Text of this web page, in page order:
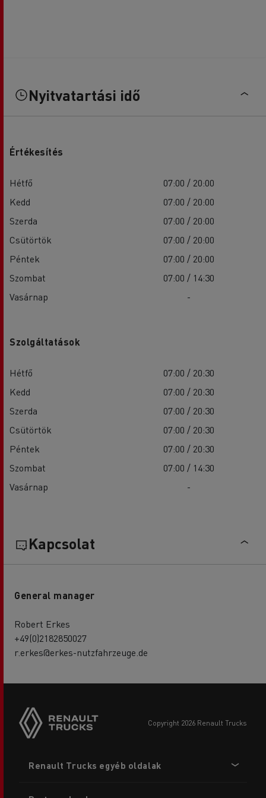
Nyitvatartási idő
Értékesítés
Hétfő
07:00 / 20:00
Kedd
07:00 / 20:00
Szerda
07:00 / 20:00
Csütörtök
07:00 / 20:00
Péntek
07:00 / 20:00
Szombat
07:00 / 14:30
Vasárnap
-
Szolgáltatások
Hétfő
07:00 / 20:30
Kedd
07:00 / 20:30
Szerda
07:00 / 20:30
Csütörtök
07:00 / 20:30
Péntek
07:00 / 20:30
Szombat
07:00 / 14:30
Vasárnap
-
Kapcsolat
General manager
Robert Erkes
+49(0)2182850027
r.erkes@erkes-nutzfahrzeuge.de
copyright 2026 Renault Trucks
menu
Renault Trucks egyéb oldalak